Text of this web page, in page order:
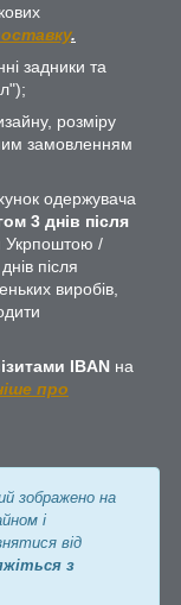
.
задники та
розміру
замовленням
одержувача
3 днів після
Укрпоштою /
після
виробів,
IBAN на
про
зображено на
і
від
з